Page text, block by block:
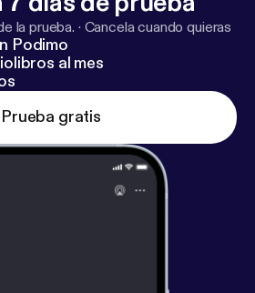
ja syvemmin.
la prueba. · Cancela cuando quieras
Podimo
al mes
Prueba gratis